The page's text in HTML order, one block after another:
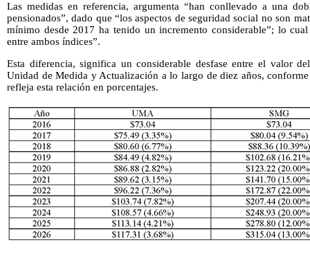
Las medidas en referencia, argumenta “han conllevado a una
pensionados”, dado que “los aspectos de seguridad social no son
mínimo desde 2017 ha tenido un incremento considerable”; lo
entre ambos índices”.
Esta diferencia, significa un considerable desfase entre el valor
Unidad de Medida y Actualización a lo largo de diez años,
refleja esta relación en porcentajes.